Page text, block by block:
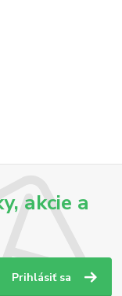
akcie a
Prihlásiť sa